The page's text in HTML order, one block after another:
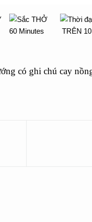
THỞ
60 Minutes
TRÊN
có ghi chú cay